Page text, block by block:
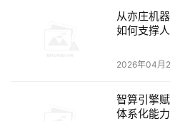
从亦庄机
如何支撑
2026年04月
智算引擎
体系化能